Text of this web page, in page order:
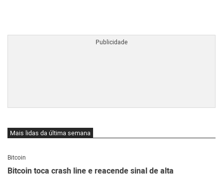
Mais lidas da última semana
Bitcoin
Bitcoin toca crash line e reacende sinal de alta